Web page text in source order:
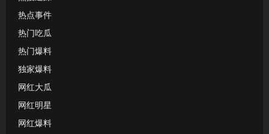
热点事件
热门吃瓜
热门爆料
独家爆料
网红大瓜
网红明星
网红爆料